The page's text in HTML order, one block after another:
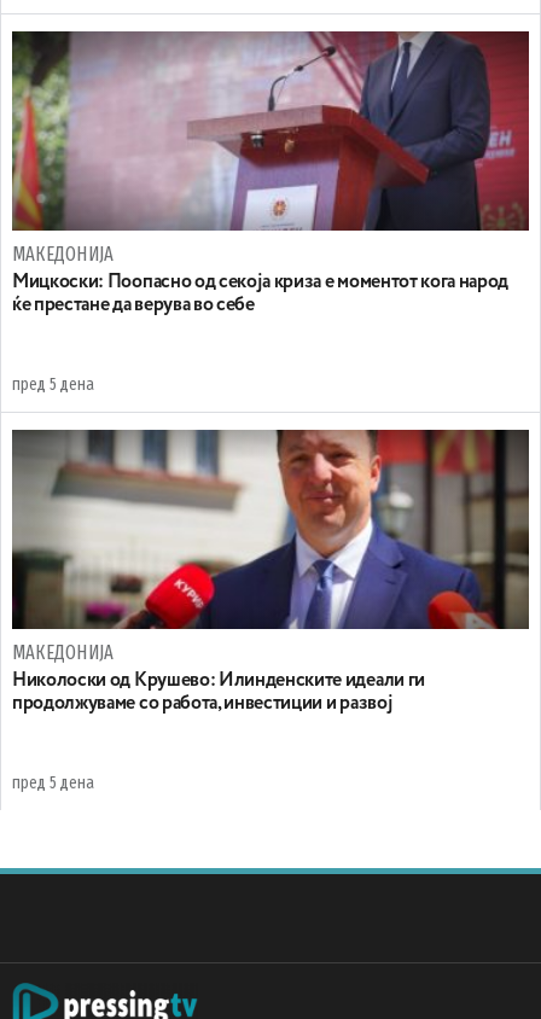
МАКЕДОНИЈА
Мицкоски: Поопасно од секоја криза е моментот кога народ
ќе престане да верува во себе
пред 5 дена
МАКЕДОНИЈА
Николоски од Крушево: Илинденските идеали ги
продолжуваме со работа, инвестиции и развој
пред 5 дена